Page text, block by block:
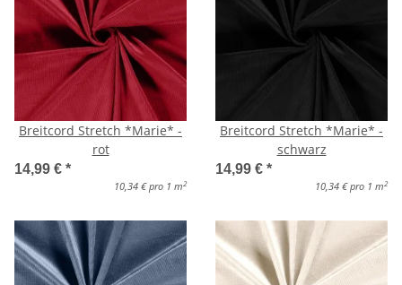
Breitcord Stretch *Marie* -
rot
14,99 € *
10,34 € pro 1 m 2
Breitcord Stretch *Marie* -
schwarz
14,99 € *
10,34 € pro 1 m 2